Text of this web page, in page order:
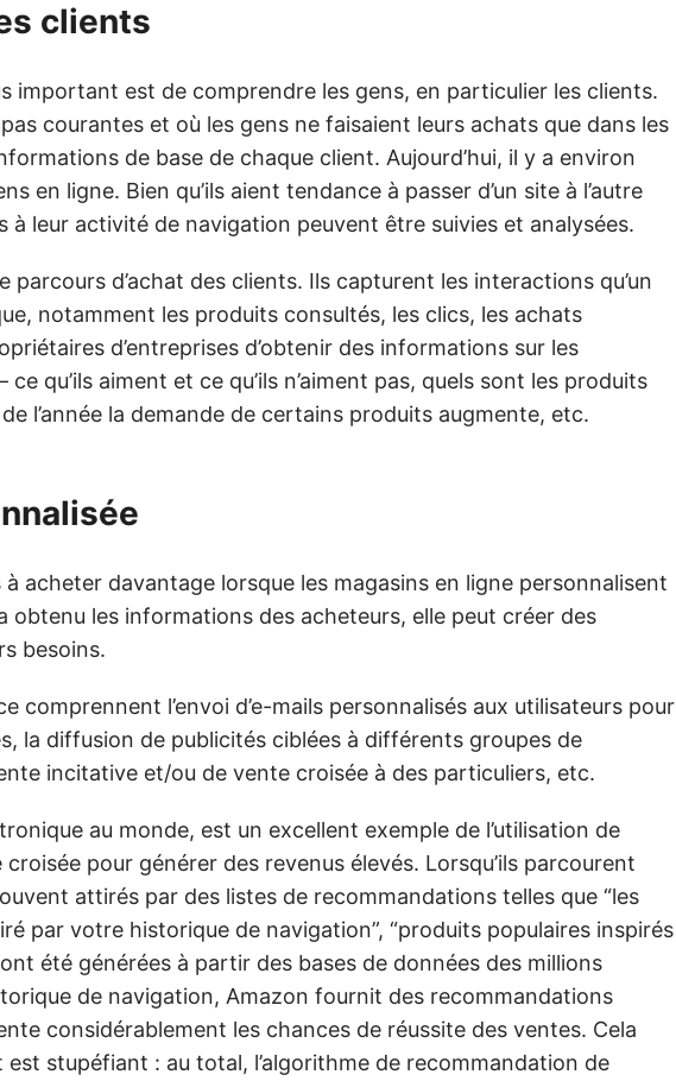
clients
important est de comprendre les gens, en particulier les clients.
courantes et où les gens ne faisaient leurs achats que dans les
de base de chaque client. Aujourd’hui, il y a environ
en ligne. Bien qu’ils aient tendance à passer d’un site à l’autre
à leur activité de navigation peuvent être suivies et analysées.
parcours d’achat des clients. Ils capturent les interactions qu’un
notamment les produits consultés, les clics, les achats
d’entreprises d’obtenir des informations sur les
qu’ils aiment et ce qu’ils n’aiment pas, quels sont les produits
l’année la demande de certains produits augmente, etc.
à acheter davantage lorsque les magasins en ligne personnalisent
obtenu les informations des acheteurs, elle peut créer des
besoins.
comprennent l’envoi d’e-mails personnalisés aux utilisateurs pour
la diffusion de publicités ciblées à différents groupes de
incitative et/ou de vente croisée à des particuliers, etc.
au monde, est un excellent exemple de l’utilisation de
pour générer des revenus élevés. Lorsqu’ils parcourent
attirés par des listes de recommandations telles que “les
par votre historique de navigation”, “produits populaires inspirés
été générées à partir des bases de données des millions
de navigation, Amazon fournit des recommandations
considérablement les chances de réussite des ventes. Cela
stupéfiant : au total, l’algorithme de recommandation de